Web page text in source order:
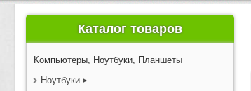
Каталог товаров
Компьютеры, Ноутбуки, Планшеты
Ноутбуки